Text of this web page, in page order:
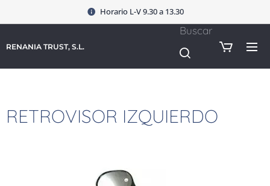
Horario L-V 9.30 a 13.30
RENANIA TRUST, S.L.
Buscar
RETROVISOR IZQUIERDO